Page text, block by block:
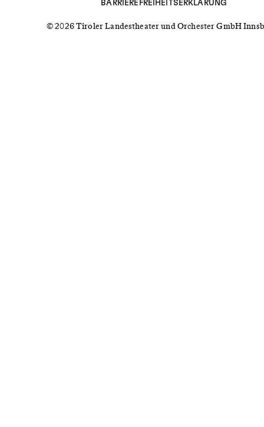
BARRIEREFREIHEITSERKLÄRUNG
© 2026 Tiroler Landestheater und Orchester GmbH